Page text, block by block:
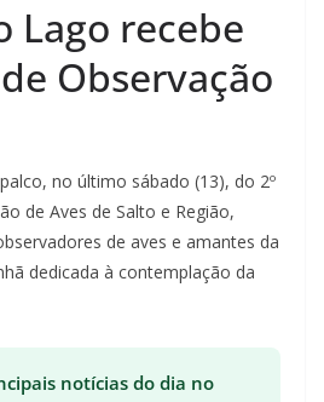
Lago recebe
Observação
no último sábado (13), do 2º
de Aves de Salto e Região,
de aves e amantes da
dedicada à contemplação da
notícias do dia no